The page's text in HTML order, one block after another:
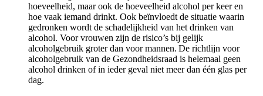
hoeveelheid, maar ook de hoeveelheid alcohol per keer en
hoe vaak iemand drinkt. Ook beïnvloedt de situatie waarin
gedronken wordt de schadelijkheid van het drinken van
alcohol. Voor vrouwen zijn de risico’s bij gelijk
alcoholgebruik groter dan voor mannen. De richtlijn voor
alcoholgebruik van de Gezondheidsraad is helemaal geen
alcohol drinken of in ieder geval niet meer dan één glas per
dag.